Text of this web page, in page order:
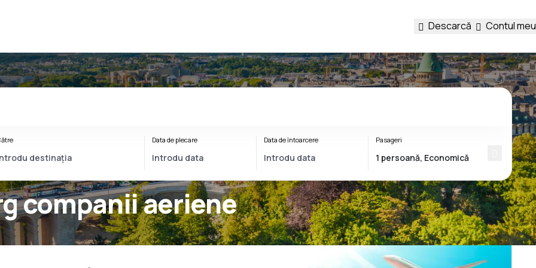
Descarcă Contul meu
companii aeriene
Data de plecare Data de întoarcere Pasageri